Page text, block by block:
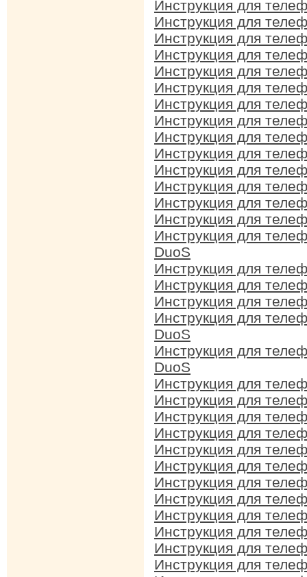
Инструкция для
Инструкция для
Инструкция для
Инструкция для
Инструкция для
Инструкция для
Инструкция для
Инструкция для
Инструкция для
Инструкция для
Инструкция для
Инструкция для
Инструкция для
Инструкция для
Инструкция для
DuoS
Инструкция для
Инструкция для
Инструкция для
Инструкция для
DuoS
Инструкция для
DuoS
Инструкция для
Инструкция для
Инструкция для
Инструкция для
Инструкция для
Инструкция для
Инструкция для
Инструкция для
Инструкция для
Инструкция для
Инструкция для
Инструкция для